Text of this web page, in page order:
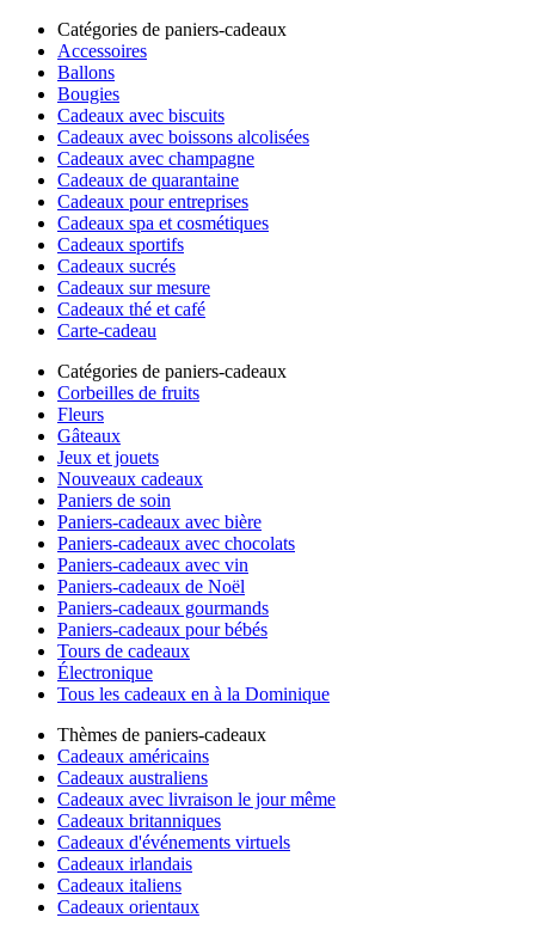
Catégories de paniers-cadeaux
Accessoires
Ballons
Bougies
Cadeaux avec biscuits
Cadeaux avec boissons alcolisées
Cadeaux avec champagne
Cadeaux de quarantaine
Cadeaux pour entreprises
Cadeaux spa et cosmétiques
Cadeaux sportifs
Cadeaux sucrés
Cadeaux sur mesure
Cadeaux thé et café
Carte-cadeau
Catégories de paniers-cadeaux
Corbeilles de fruits
Fleurs
Gâteaux
Jeux et jouets
Nouveaux cadeaux
Paniers de soin
Paniers-cadeaux avec bière
Paniers-cadeaux avec chocolats
Paniers-cadeaux avec vin
Paniers-cadeaux de Noël
Paniers-cadeaux gourmands
Paniers-cadeaux pour bébés
Tours de cadeaux
Électronique
Tous les cadeaux en à la Dominique
Thèmes de paniers-cadeaux
Cadeaux américains
Cadeaux australiens
Cadeaux avec livraison le jour même
Cadeaux britanniques
Cadeaux d'événements virtuels
Cadeaux irlandais
Cadeaux italiens
Cadeaux orientaux